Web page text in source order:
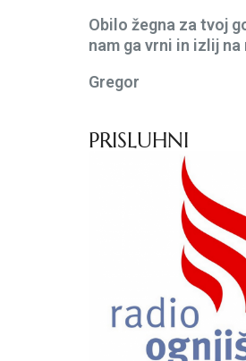
Obilo žegna za tvoj
nam ga vrni in izlij na
Gregor
PRISLUHNI